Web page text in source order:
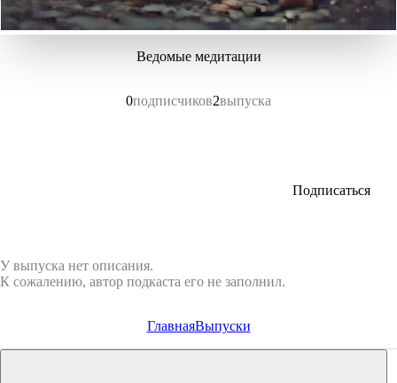
Ведомые медитации
0подписчиков2выпуска
Подписаться
У выпуска нет описания.
К сожалению, автор подкаста его не заполнил.
ГлавнаяВыпуски